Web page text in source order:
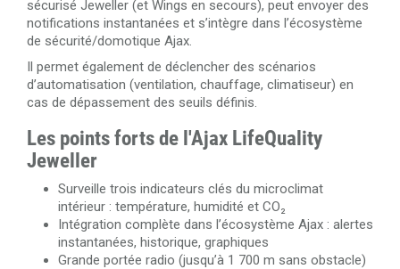
sécurisé Jeweller (et Wings en secours), peut envoyer des
notifications instantanées et s’intègre dans l’écosystème
de sécurité/domotique Ajax.
Il permet également de déclencher des scénarios
d’automatisation (ventilation, chauffage, climatiseur) en
cas de dépassement des seuils définis.
Les points forts de l'Ajax LifeQuality
Jeweller
Surveille trois indicateurs clés du microclimat
intérieur : température, humidité et CO₂
Intégration complète dans l’écosystème Ajax : alertes
instantanées, historique, graphiques
Grande portée radio (jusqu’à 1 700 m sans obstacle)